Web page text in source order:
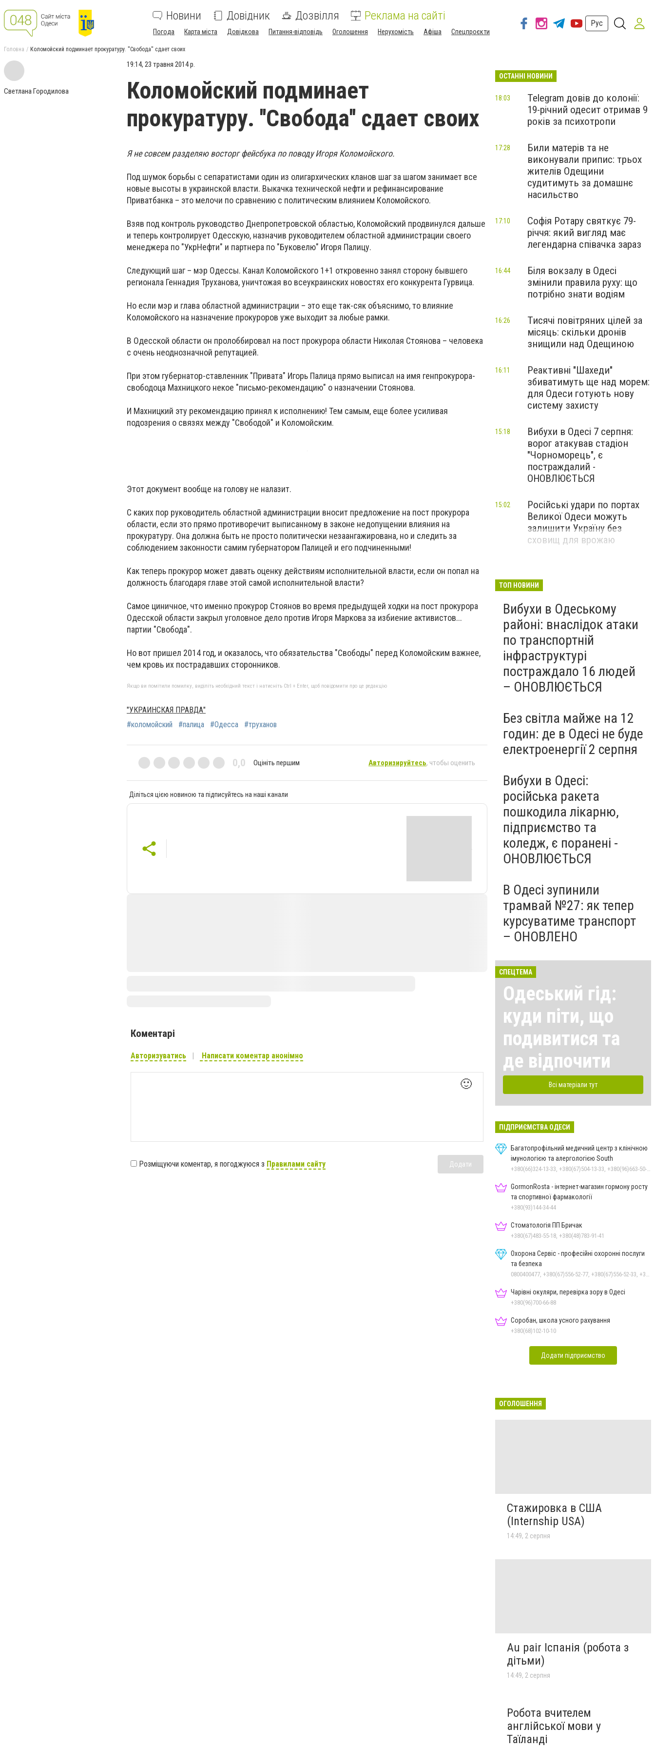
Новини Довідник Дозвілля Реклама на сайті
Погода Карта міста Довідкова Питання-відповідь Оголошення Нерухомість Афіша Спецпроєкти
Рус
Головна Коломойский подминает прокуратуру. ''Свобода'' сдает своих
Светлана Городилова
19:14, 23 травня 2014 р.
Коломойский подминает
прокуратуру. ''Свобода'' сдает своих
Я не совсем разделяю восторг фейсбука по поводу Игоря Коломойского.
Под шумок борьбы с сепаратистами один из олигархических кланов шаг за шагом занимает все
новые высоты в украинской власти. Выкачка технической нефти и рефинансирование
Приватбанка – это мелочи по сравнению с политическим влиянием Коломойского.
Взяв под контроль руководство Днепропетровской областью, Коломойский продвинулся дальше
и теперь контролирует Одесскую, назначив руководителем областной администрации своего
менеджера по "УкрНефти" и партнера по "Буковелю" Игоря Палицу.
Следующий шаг – мэр Одессы. Канал Коломойского 1+1 откровенно занял сторону бывшего
регионала Геннадия Труханова, уничтожая во всеукраинских новостях его конкурента Гурвица.
Но если мэр и глава областной администрации – это еще так-сяк объяснимо, то влияние
Коломойского на назначение прокуроров уже выходит за любые рамки.
В Одесской области он пролоббировал на пост прокурора области Николая Стоянова – человека
с очень неоднозначной репутацией.
При этом губернатор-ставленник "Привата" Игорь Палица прямо выписал на имя генпрокурора-
свободоца Махницкого некое "письмо-рекомендацию" о назначении Стоянова.
И Махницкий эту рекомендацию принял к исполнению! Тем самым, еще более усиливая
подозрения о связях между "Свободой" и Коломойским.
Этот документ вообще на голову не налазит.
С каких пор руководитель областной администрации вносит предложение на пост прокурора
области, если это прямо противоречит выписанному в законе недопущении влияния на
прокуратуру. Она должна быть не просто политически незаангажирована, но и следить за
соблюдением законности самим губернатором Палицей и его подчиненными!
Как теперь прокурор может давать оценку действиям исполнительной власти, если он попал на
должность благодаря главе этой самой исполнительной власти?
Самое циничное, что именно прокурор Стоянов во время предыдущей ходки на пост прокурора
Одесской области закрыл уголовное дело против Игоря Маркова за избиение активистов...
партии "Свобода".
Но вот пришел 2014 год, и оказалось, что обязательства "Свободы" перед Коломойским важнее,
чем кровь их пострадавших сторонников.
Якщо ви помітили помилку, виділіть необхідний текст і натисніть Ctrl + Enter, щоб повідомити про це редакцію
"УКРАИНСКАЯ ПРАВДА"
#коломойский
#палица #Одесса #труханов
0,0 Оцініть першим Авторизируйтесь, чтобы оценить
Діліться цією новиною та підписуйтесь на наші канали
Коментарі
Авторизуватись Написати коментар анонімно
🙂
Розміщуючи коментар, я погоджуюся з Правилами сайту Додати
ОСТАННІ НОВИНИ
Telegram довів до колонії:
19-річний одесит отримав 9
років за психотропи
18:03
Били матерів та не
виконували припис: трьох
жителів Одещини
судитимуть за домашнє
насильство
17:28
Софія Ротару святкує 79-
річчя: який вигляд має
легендарна співачка зараз
17:10
Біля вокзалу в Одесі
змінили правила руху: що
потрібно знати водіям
16:44
Тисячі повітряних цілей за
місяць: скільки дронів
знищили над Одещиною
16:26
Реактивні "Шахеди"
збиватимуть ще над морем:
для Одеси готують нову
систему захисту
16:11
Вибухи в Одесі 7 серпня:
ворог атакував стадіон
"Чорноморець", є
постраждалий -
ОНОВЛЮЄТЬСЯ
15:18
Російські удари по портах
Великої Одеси можуть
залишити Україну без
сховищ для врожаю
15:02
ТОП НОВИНИ
Вибухи в Одеському
районі: внаслідок атаки
по транспортній
інфраструктурі
постраждало 16 людей
– ОНОВЛЮЄТЬСЯ
Без світла майже на 12
годин: де в Одесі не буде
електроенергії 2 серпня
Вибухи в Одесі:
російська ракета
пошкодила лікарню,
підприємство та
коледж, є поранені -
ОНОВЛЮЄТЬСЯ
В Одесі зупинили
трамвай №27: як тепер
курсуватиме транспорт
– ОНОВЛЕНО
СПЕЦТЕМА
Одеський гід:
куди піти, що
подивитися та
де відпочити
Всі матеріали тут
ПІДПРИЄМСТВА ОДЕСИ
Багатопрофільний медичний центр з клінічною
імунологією та алергологією South
GormonRosta - інтернет-магазин гормону росту
та спортивної фармакології
+380(93)144-34-44
Стоматологія ПП Бричак
+380(67)483-55-18, +380(48)783-91-41
Охорона Сервіс - професійні охоронні послуги
та безпека
Чарівні окуляри, перевірка зору в Одесі
+380(96)700-66-88
Соробан, школа усного рахування
+380(68)102-10-10
Додати підприємство
ОГОЛОШЕННЯ
Стажировка в США
(Internship USA)
14:49, 2 серпня
Au pair Іспанія (робота з
дітьми)
14:49, 2 серпня
Робота вчителем
англійської мови у
Таїланді